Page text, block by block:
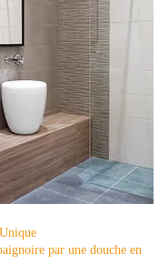
DU SALLE BAIN
par une douche en